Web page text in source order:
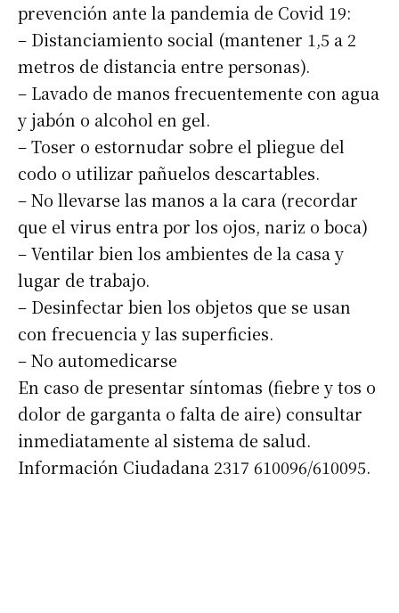
prevención ante la pandemia de Covid 19:
– Distanciamiento social (mantener 1,5 a 2
metros de distancia entre personas).
– Lavado de manos frecuentemente con agua
y jabón o alcohol en gel.
– Toser o estornudar sobre el pliegue del
codo o utilizar pañuelos descartables.
– No llevarse las manos a la cara (recordar
que el virus entra por los ojos, nariz o boca)
– Ventilar bien los ambientes de la casa y
lugar de trabajo.
– Desinfectar bien los objetos que se usan
con frecuencia y las superficies.
– No automedicarse
En caso de presentar síntomas (fiebre y tos o
dolor de garganta o falta de aire) consultar
inmediatamente al sistema de salud.
Información Ciudadana 2317 610096/610095.